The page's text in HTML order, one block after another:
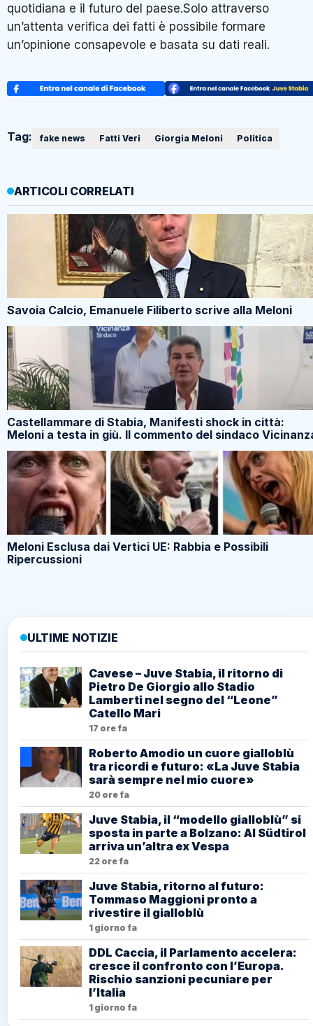
quotidiana e il futuro del paese.Solo attraverso
un’attenta verifica dei fatti è possibile formare
un’opinione consapevole e basata su dati reali.
Tag: fake news Fatti Veri Giorgia Meloni Politica
ARTICOLI CORRELATI
Savoia Calcio, Emanuele Filiberto scrive alla Meloni
Castellammare di Stabia, Manifesti shock in città:
Meloni a testa in giù. Il commento del sindaco
Meloni Esclusa dai Vertici UE: Rabbia e Possibili
Ripercussioni
ULTIME NOTIZIE
Cavese – Juve Stabia, il ritorno di
Pietro De Giorgio allo Stadio
Lamberti nel segno del “Leone”
Catello Mari
17 ore fa
Roberto Amodio un cuore gialloblù
tra ricordi e futuro: «La Juve Stabia
sarà sempre nel mio cuore»
20 ore fa
Juve Stabia, il “modello gialloblù” si
sposta in parte a Bolzano: Al Südtirol
arriva un’altra ex Vespa
22 ore fa
Juve Stabia, ritorno al futuro:
Tommaso Maggioni pronto a
rivestire il gialloblù
1 giorno fa
DDL Caccia, il Parlamento accelera:
cresce il confronto con l’Europa.
Rischio sanzioni pecuniare per
l’Italia
1 giorno fa